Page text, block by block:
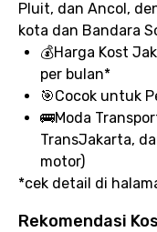
Pluit, dan Ancol,
kota dan Bandara
💰Harga Kost
per bulan*
🎯Cocok untuk
🚌Moda
TransJakarta,
motor)
*cek detail di
Rekomendasi